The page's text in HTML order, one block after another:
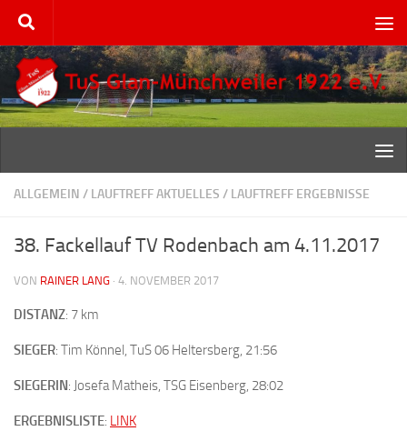
Zum Inhalt springen
ALLGEMEIN / LAUFTREFF AKTUELLES / LAUFTREFF ERGEBNISSE
38. Fackellauf TV Rodenbach am 4.11.2017
VON RAINER LANG · 4. NOVEMBER 2017
DISTANZ: 7 km
SIEGER: Tim Könnel, TuS 06 Heltersberg, 21:56
SIEGERIN: Josefa Matheis, TSG Eisenberg, 28:02
ERGEBNISLISTE: LINK